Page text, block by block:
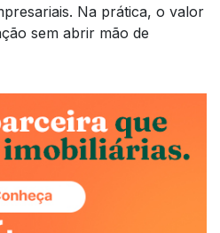
Na prática, o valor
sem abrir mão de